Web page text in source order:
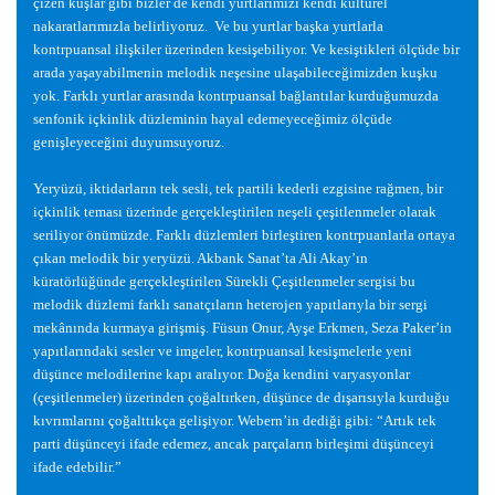
nakaratlarımızla belirliyoruz. Ve bu yurtlar başka yurtlarla
kontrpuansal ilişkiler üzerinden kesişebiliyor. Ve kesiştikleri ölçüde bir
arada yaşayabilmenin melodik neşesine ulaşabileceğimizden kuşku
yok. Farklı yurtlar arasında kontrpuansal bağlantılar kurduğumuzda
senfonik içkinlik düzleminin hayal edemeyeceğimiz ölçüde
genişleyeceğini duyumsuyoruz.
Yeryüzü, iktidarların tek sesli, tek partili kederli ezgisine rağmen, bir
içkinlik teması üzerinde gerçekleştirilen neşeli çeşitlenmeler olarak
seriliyor önümüzde. Farklı düzlemleri birleştiren kontrpuanlarla ortaya
çıkan melodik bir yeryüzü. Akbank Sanat’ta Ali Akay’ın
küratörlüğünde gerçekleştirilen Sürekli Çeşitlenmeler sergisi bu
melodik düzlemi farklı sanatçıların heterojen yapıtlarıyla bir sergi
mekânında kurmaya girişmiş. Füsun Onur, Ayşe Erkmen, Seza Paker’in
yapıtlarındaki sesler ve imgeler, kontrpuansal kesişmelerle yeni
düşünce melodilerine kapı aralıyor. Doğa kendini varyasyonlar
(çeşitlenmeler) üzerinden çoğaltırken, düşünce de dışarısıyla kurduğu
kıvrımlarını çoğalttıkça gelişiyor. Webern’in dediği gibi: “Artık tek
parti düşünceyi ifade edemez, ancak parçaların birleşimi düşünceyi
ifade edebilir.”